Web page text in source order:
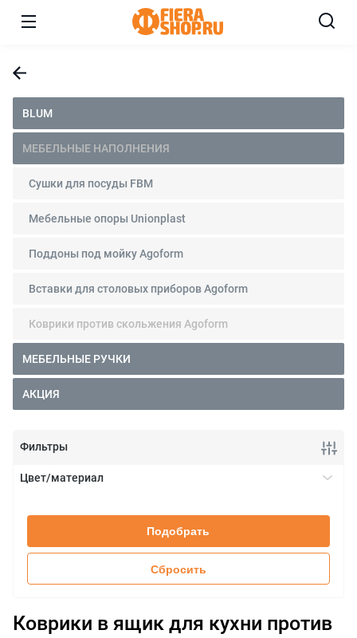
BLUM
МЕБЕЛЬНЫЕ НАПОЛНЕНИЯ
Сушки для посуды FBM
Мебельные опоры Unionplast
Поддоны под мойку Agoform
Вставки для столовых приборов Agoform
Коврики против скольжения Agoform
МЕБЕЛЬНЫЕ РУЧКИ
АКЦИЯ
Фильтры
Цвет/материал
Подобрать
Сбросить
Коврики в ящик для кухни против